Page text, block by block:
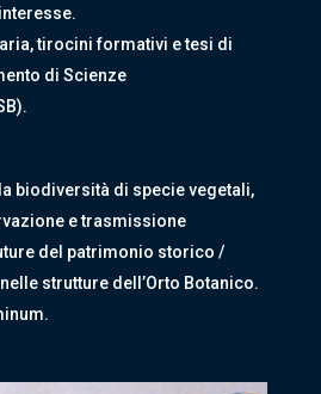
tirocini formativi e tesi di
di Scienze
biodiversità di specie vegetali,
e trasmissione
del patrimonio storico /
strutture dell’Orto Botanico.